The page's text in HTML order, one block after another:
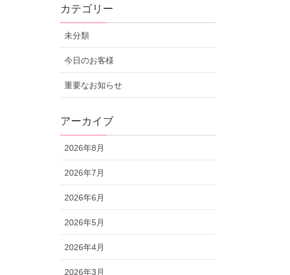
カテゴリー
未分類
今日のお客様
重要なお知らせ
アーカイブ
2026年8月
2026年7月
2026年6月
2026年5月
2026年4月
2026年3月